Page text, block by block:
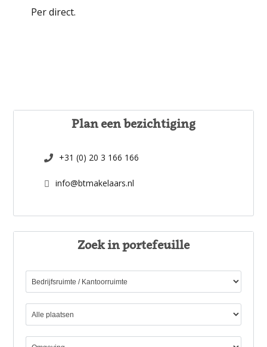
Per direct.
Plan een bezichtiging
+31 (0) 20 3 166 166
info@btmakelaars.nl
Zoek in portefeuille